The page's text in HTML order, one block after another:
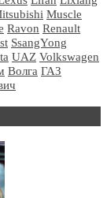
Muscle
Ravon Renault
SsangYong
UAZ Volkswagen
Волга ГАЗ